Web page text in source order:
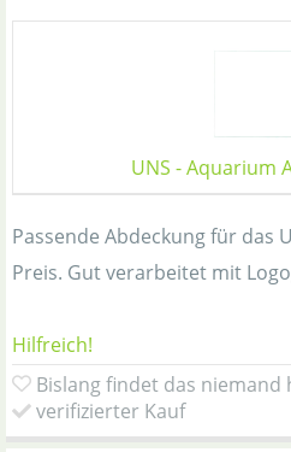
UNS - Aquarium
Passende Abdeckung für das
Preis. Gut verarbeitet mit
Hilfreich!
Bislang findet das niemand
verifizierter Kauf